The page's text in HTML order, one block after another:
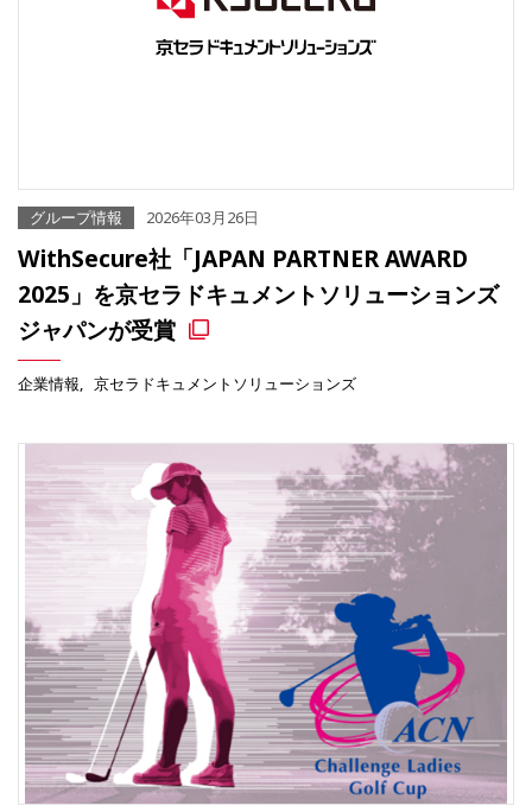
グループ情報 2026年03月26日
WithSecure社「JAPAN PARTNER AWARD
2025」を京セラドキュメントソリューションズ
ジャパンが受賞
企業情報 京セラドキュメントソリューションズ